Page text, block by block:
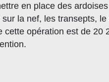
en place des
sur la nef, les transepts,
cette opération est de